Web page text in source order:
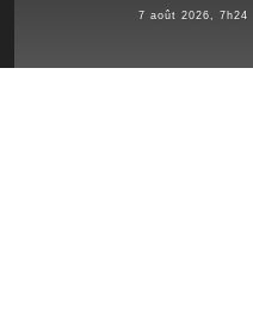
7 août 2026, 7h24